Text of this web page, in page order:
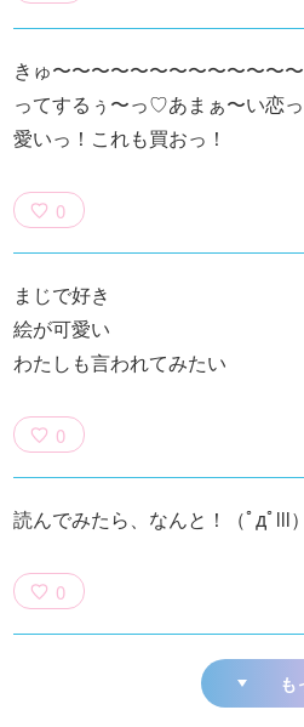
きゅ〜〜〜〜〜〜〜〜〜〜〜〜
ってするぅ〜っ♡あまぁ〜い恋
愛いっ！これも買おっ！
0
まじで好き
絵が可愛い
わたしも言われてみたい
0
読んでみたら、なんと！（ﾟдﾟlll
0
も